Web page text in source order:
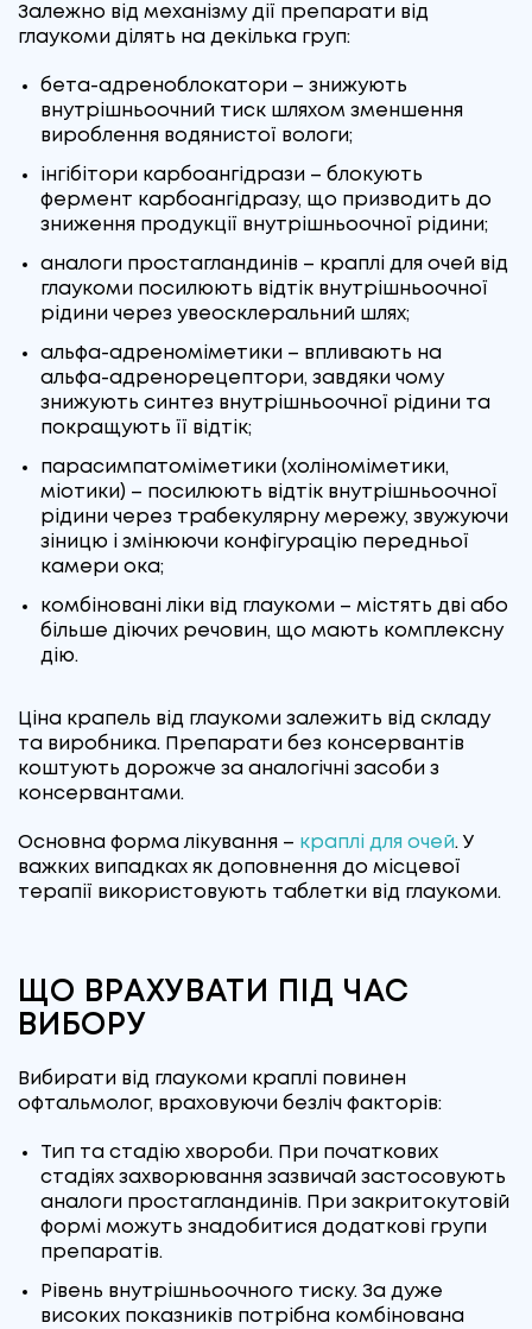
Залежно від механізму дії препарати від
глаукоми ділять на декілька груп:
бета-адреноблокатори – знижують
внутрішньоочний тиск шляхом зменшення
вироблення водянистої вологи;
інгібітори карбоангідрази – блокують
фермент карбоангідразу, що призводить до
зниження продукції внутрішньоочної рідини;
аналоги простагландинів – краплі для очей від
глаукоми посилюють відтік внутрішньоочної
рідини через увеосклеральний шлях;
альфа-адреноміметики – впливають на
альфа-адренорецептори, завдяки чому
знижують синтез внутрішньоочної рідини та
покращують її відтік;
парасимпатоміметики (холіноміметики,
міотики) – посилюють відтік внутрішньоочної
рідини через трабекулярну мережу, звужуючи
зіницю і змінюючи конфігурацію передньої
камери ока;
комбіновані ліки від глаукоми – містять дві або
більше діючих речовин, що мають комплексну
дію.
Ціна крапель від глаукоми залежить від складу
та виробника. Препарати без консервантів
коштують дорожче за аналогічні засоби з
консервантами.
Основна форма лікування – краплі для очей. У
важких випадках як доповнення до місцевої
терапії використовують таблетки від глаукоми.
ЩО ВРАХУВАТИ ПІД ЧАС
ВИБОРУ
Вибирати від глаукоми краплі повинен
офтальмолог, враховуючи безліч факторів:
Тип та стадію хвороби. При початкових
стадіях захворювання зазвичай застосовують
аналоги простагландинів. При закритокутовій
формі можуть знадобитися додаткові групи
препаратів.
Рівень внутрішньоочного тиску. За дуже
високих показників потрібна комбінована